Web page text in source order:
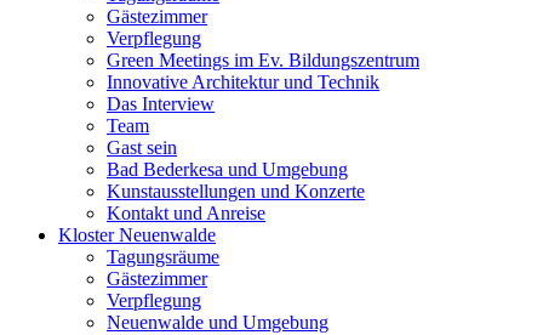
Gästezimmer
Verpflegung
Green Meetings im Ev. Bildungszentrum
Innovative Architektur und Technik
Das Interview
Team
Gast sein
Bad Bederkesa und Umgebung
Kunstausstellungen und Konzerte
Kontakt und Anreise
Kloster Neuenwalde
Tagungsräume
Gästezimmer
Verpflegung
Neuenwalde und Umgebung